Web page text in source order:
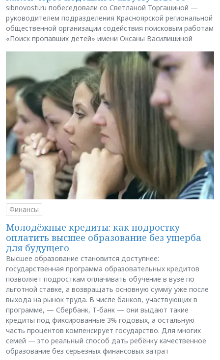
sibnovosti.ru побеседовали со Светланой Торгашиной —
руководителем подразделения Красноярской региональной
общественной организации содействия поисковым работам
«Поиск пропавших детей» имени Оксаны Василишиной
Финансы
Молодёжные кредиты: как подростку
оплатить высшее образование без ущерба
для будущего
Высшее образование становится доступнее:
государственная программа образовательных кредитов
позволяет подросткам оплачивать обучение в вузе по
льготной ставке, а возвращать основную сумму уже после
выхода на рынок труда. В числе банков, участвующих в
программе, — Сбербанк, Т-банк — они выдают такие
кредиты под фиксированные 3% годовых, а остальную
часть процентов компенсирует государство. Для многих
семей — это реальный способ дать ребёнку качественное
образование без серьёзных финансовых затрат